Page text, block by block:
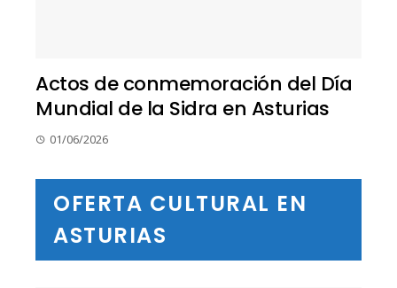
Actos de conmemoración del Día
Mundial de la Sidra en Asturias
01/06/2026
OFERTA CULTURAL EN
ASTURIAS